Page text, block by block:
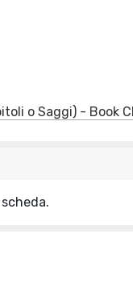
o Saggi) - Book